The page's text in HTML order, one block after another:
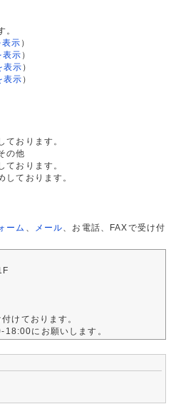
。
示 ）
表示 ）
表示 ）
表示 ）
ております。
の他
ております。
しております。
ーム メール 、お電話、FAXで受け付
けております。
18:00にお願いします。